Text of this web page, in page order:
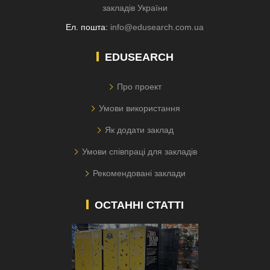
закладів України
Ел. пошта: info@edusearch.com.ua
EDUSEARCH
Про проект
Умови використання
Як додати заклад
Умови співпраці для закладів
Рекомендовані заклади
ОСТАННІ СТАТТІ